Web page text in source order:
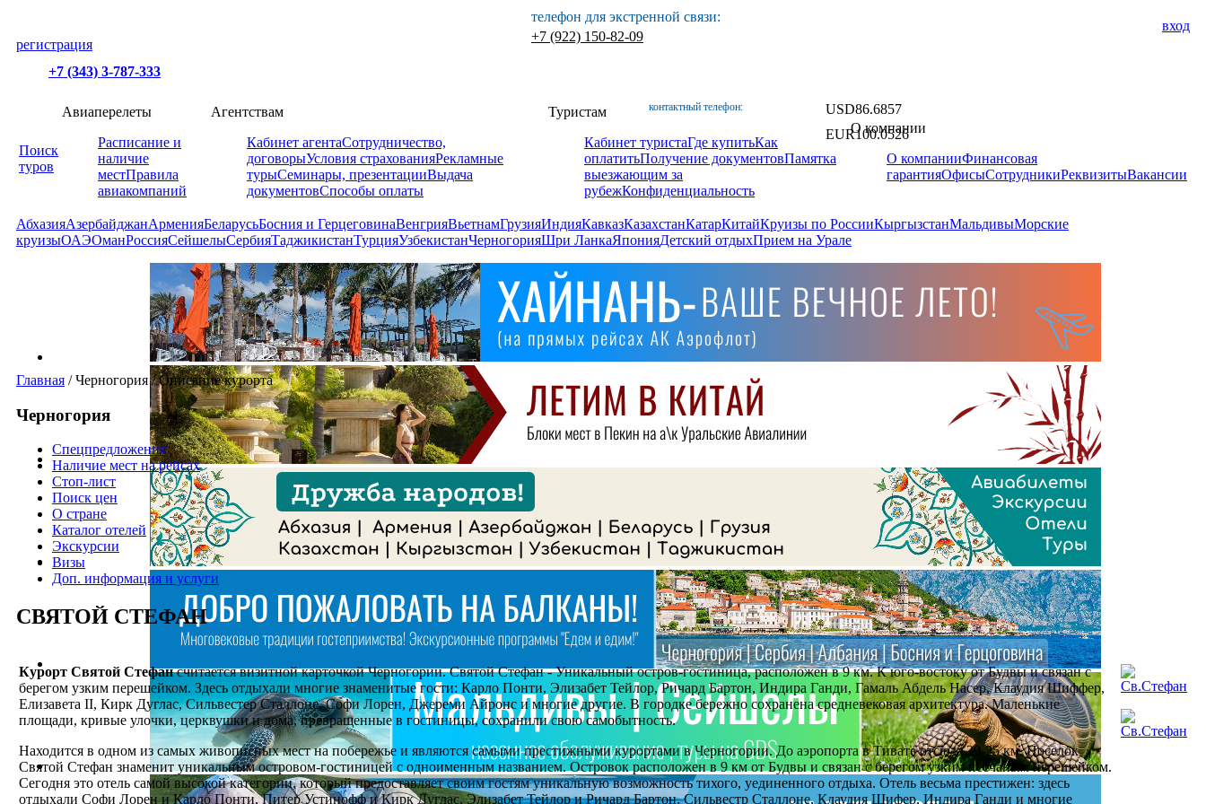
вход
регистрация
+7 (343) 3-787-333
телефон для экстренной связи:
+7 (922) 150-82-09
контактный телефон: USD86.6857
EUR100.0526
Поиск
туров
Авиаперелеты
Расписание и
наличие
местПравила
авиакомпаний
Агентствам
Кабинет агентаСотрудничество,
договорыУсловия страхованияРекламные
турыСеминары, презентацииВыдача
документовСпособы оплаты
Туристам
Кабинет туристаГде купитьКак
оплатитьПолучение документовПамятка
выезжающим за
рубежКонфиденциальность
О компании
О компанииФинансовая
гарантияОфисыСотрудникиРеквизитыВакансии
АбхазияАзербайджанАрменияБеларусьБосния и ГерцеговинаВенгрияВьетнамГрузияИндияКавказКазахстанКатарКитайКруизы по РоссииКыргызстанМальдивыМорские
круизыОАЭОманРоссияСейшелыСербияТаджикистанТурцияУзбекистанЧерногорияШри ЛанкаЯпонияДетский отдыхПрием на Урале
Главная /Черногория/Описание курорта
Черногория
Спецпредложения
Наличие мест на рейсах
Стоп-лист
Поиск цен
О стране
Каталог отелей
Экскурсии
Визы
Доп. информация и услуги
СВЯТОЙ СТЕФАН
Курорт Святой Стефансчитается визитной карточкой Черногории. Святой Стефан - Уникальный остров-гостиница, расположен в 9 км. К юго-востоку от Будвы и связан с
берегом узким перешейком. Здесь отдыхали многие знаменитые гости: Карло Понти, Элизабет Тейлор, Ричард Бартон, Индира Ганди, Гамаль Абдель Насер, Клаудия Шиффер,
Елизавета II, Кирк Дуглас, Сильвестер Сталлоне, Софи Лорен, Джереми Айронс и многие другие. В городке бережно сохранена средневековая архитектура. Маленькие
площади, кривые улочки, церквушки и дома, превращенные в гостиницы, сохранили свою самобытность.
Находится в одном из самых живописных мест на побережье и являются самыми престижными курортами в Черногории. До аэропорта в Тивате отсюда 20-25 км. Поселок
Святой Стефан знаменит уникальным островом-гостиницей с одноименным названием. Островок расположен в 9 км от Будвы и связан с берегом узким песчаным перешейком.
Сегодня это отель самой высокой категории, который предоставляет своим гостям уникальную возможность тихого, уединенного отдыха. Отель весьма престижен: здесь
отдыхали Софи Лорен и Карло Понти, Питер Устинофф и Кирк Дуглас, Элизабет Тейлор и Ричард Бартон, Сильвестр Сталлоне, Клаудия Шифер, Индира Ганди и многие